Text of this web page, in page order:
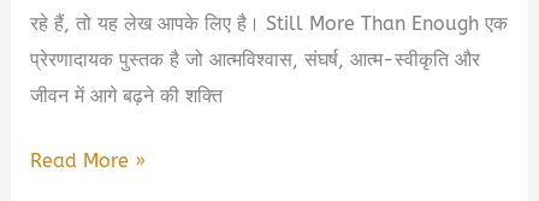
रहे हैं, तो यह लेख आपके लिए है। Still More Than Enough एक
प्रेरणादायक पुस्तक है जो आत्मविश्वास, संघर्ष, आत्म-स्वीकृति और
जीवन में आगे बढ़ने की शक्ति
Still
Read More »